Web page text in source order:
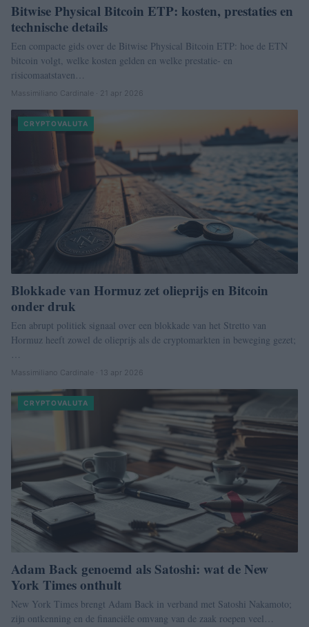
Bitwise Physical Bitcoin ETP: kosten, prestaties en
technische details
Een compacte gids over de Bitwise Physical Bitcoin ETP: hoe de ETN
bitcoin volgt, welke kosten gelden en welke prestatie‑ en
risicomaatstaven…
Massimiliano Cardinale · 21 apr 2026
CRYPTOVALUTA
Blokkade van Hormuz zet olieprijs en Bitcoin
onder druk
Een abrupt politiek signaal over een blokkade van het Stretto van
Hormuz heeft zowel de olieprijs als de cryptomarkten in beweging gezet;
Massimiliano Cardinale · 13 apr 2026
CRYPTOVALUTA
Adam Back genoemd als Satoshi: wat de New
York Times onthult
New York Times brengt Adam Back in verband met Satoshi Nakamoto;
zijn ontkenning en de financiële omvang van de zaak roepen veel…